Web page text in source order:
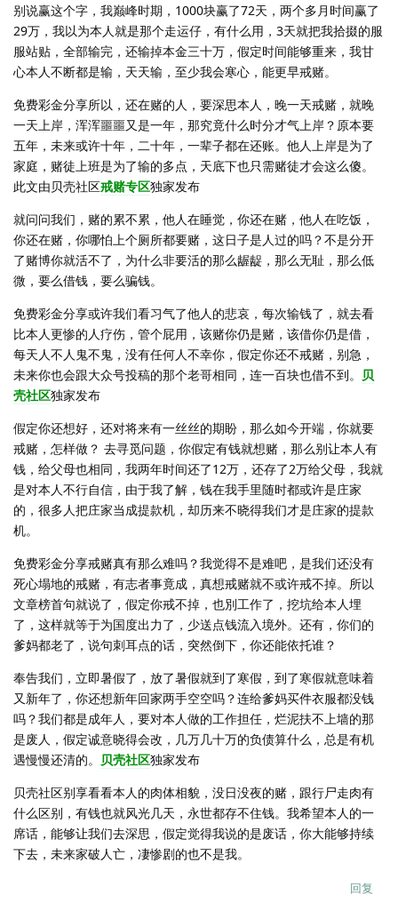
别说赢这个字，我巅峰时期，1000块赢了72天，两个多月时间赢了
29万，我以为本人就是那个走运仔，有什么用，3天就把我拾掇的服
服站贴，全部输完，还输掉本金三十万，假定时间能够重来，我甘
心本人不断都是输，天天输，至少我会寒心，能更早戒赌。
免费彩金分享所以，还在赌的人，要深思本人，晚一天戒赌，就晚
一天上岸，浑浑噩噩又是一年，那究竟什么时分才气上岸？原本要
五年，未来或许十年，二十年，一辈子都在还账。他人上岸是为了
家庭，赌徒上班是为了输的多点，天底下也只需赌徒才会这么傻。
此文由贝壳社区戒赌专区独家发布
就问问我们，赌的累不累，他人在睡觉，你还在赌，他人在吃饭，
你还在赌，你哪怕上个厕所都要赌，这日子是人过的吗？不是分开
了赌博你就活不了，为什么非要活的那么龌龊，那么无耻，那么低
微，要么借钱，要么骗钱。
免费彩金分享或许我们看习气了他人的悲哀，每次输钱了，就去看
比本人更惨的人疗伤，管个屁用，该赌你仍是赌，该借你仍是借，
每天人不人鬼不鬼，没有任何人不幸你，假定你还不戒赌，别急，
未来你也会跟大众号投稿的那个老哥相同，连一百块也借不到。
贝
壳社区独家发布
假定你还想好，还对将来有一丝丝的期盼，那么如今开端，你就要
戒赌，怎样做？ 去寻觅问题，你假定有钱就想赌，那么别让本人有
钱，给父母也相同，我两年时间还了12万，还存了2万给父母，我就
是对本人不行自信，由于我了解，钱在我手里随时都或许是庄家
的，很多人把庄家当成提款机，却历来不晓得我们才是庄家的提款
机。
免费彩金分享戒赌真有那么难吗？我觉得不是难吧，是我们还没有
死心塌地的戒赌，有志者事竟成，真想戒赌就不或许戒不掉。所以
文章榜首句就说了，假定你戒不掉，也別工作了，挖坑给本人埋
了，这样就等于为国度出力了，少送点钱流入境外。还有，你们的
爹妈都老了，说句刺耳点的话，突然倒下，你还能依托谁？
奉告我们，立即暑假了，放了暑假就到了寒假，到了寒假就意味着
又新年了，你还想新年回家两手空空吗？连给爹妈买件衣服都没钱
吗？我们都是成年人，要对本人做的工作担任，烂泥扶不上墙的那
是废人，假定诚意晓得会改，几万几十万的负债算什么，总是有机
遇慢慢还清的。
贝壳社区独家发布
贝壳社区别享看看本人的肉体相貌，没日没夜的赌，跟行尸走肉有
什么区别，有钱也就风光几天，永世都存不住钱。我希望本人的一
席话，能够让我们去深思，假定觉得我说的是废话，你大能够持续
下去，未来家破人亡，凄惨剧的也不是我。
回复